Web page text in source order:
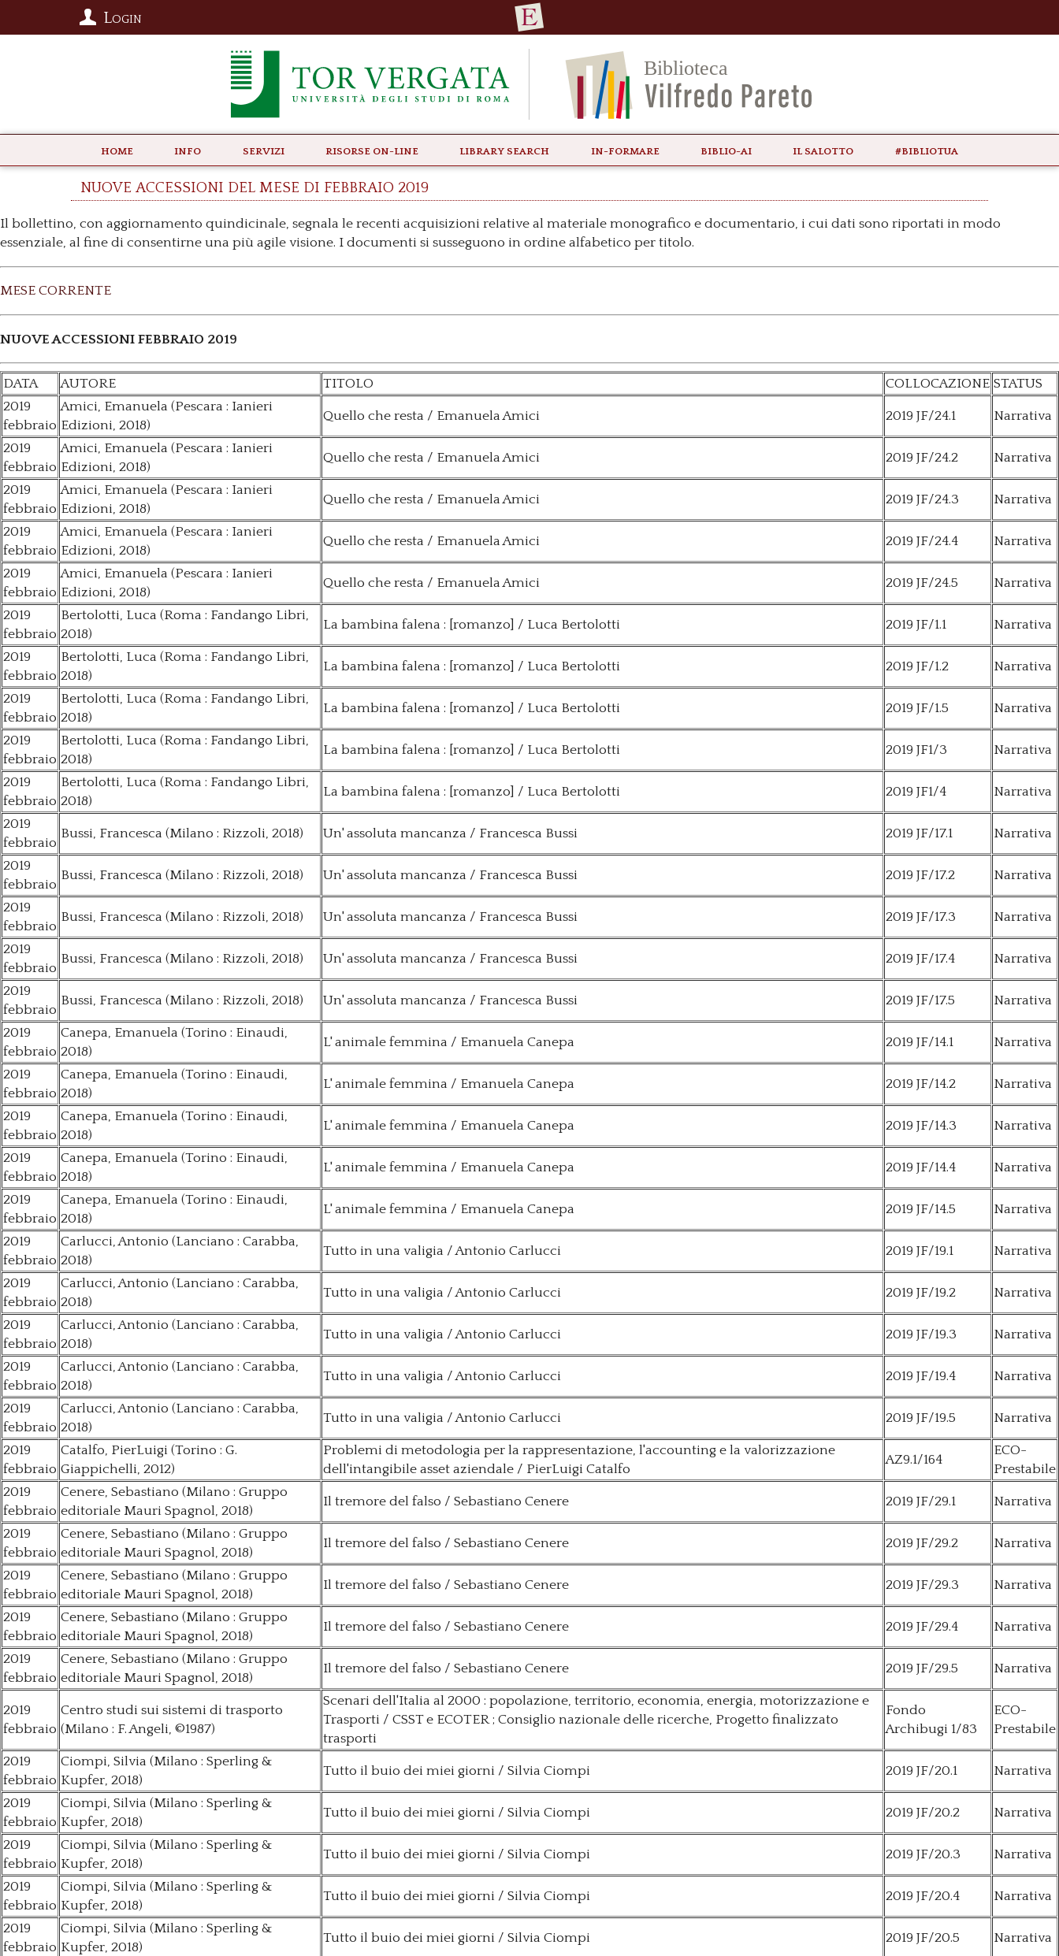
Login
Home info Servizi Risorse ON-LINE Library Search In-formare biblio-ai il Salotto #bibliotua
nuove accessioni del mese di febbraio 2019
Il bollettino, con aggiornamento quindicinale, segnala le recenti acquisizioni relative al materiale monografico e documentario, i cui dati sono riportati in modo
essenziale, al fine di consentirne una più agile visione. I documenti si susseguono in ordine alfabetico per titolo.
MESE CORRENTE
NUOVE ACCESSIONI FEBBRAIO 2019
DATA AUTORE TITOLO COLLOCAZIONE STATUS
2019
febbraio
Amici, Emanuela (Pescara : Ianieri
Edizioni, 2018)
Quello che resta / Emanuela Amici 2019 JF/24.1 Narrativa
2019
febbraio
Amici, Emanuela (Pescara : Ianieri
Edizioni, 2018)
Quello che resta / Emanuela Amici 2019 JF/24.2 Narrativa
2019
febbraio
Amici, Emanuela (Pescara : Ianieri
Edizioni, 2018)
Quello che resta / Emanuela Amici 2019 JF/24.3 Narrativa
2019
febbraio
Amici, Emanuela (Pescara : Ianieri
Edizioni, 2018)
Quello che resta / Emanuela Amici 2019 JF/24.4 Narrativa
2019
febbraio
Amici, Emanuela (Pescara : Ianieri
Edizioni, 2018)
Quello che resta / Emanuela Amici 2019 JF/24.5 Narrativa
2019
febbraio
Bertolotti, Luca (Roma : Fandango Libri,
2018)
La bambina falena : [romanzo] / Luca Bertolotti 2019 JF/1.1 Narrativa
2019
febbraio
Bertolotti, Luca (Roma : Fandango Libri,
2018)
La bambina falena : [romanzo] / Luca Bertolotti 2019 JF/1.2 Narrativa
2019
febbraio
Bertolotti, Luca (Roma : Fandango Libri,
2018)
La bambina falena : [romanzo] / Luca Bertolotti 2019 JF/1.5 Narrativa
2019
febbraio
Bertolotti, Luca (Roma : Fandango Libri,
2018)
La bambina falena : [romanzo] / Luca Bertolotti 2019 JF1/3 Narrativa
2019
febbraio
Bertolotti, Luca (Roma : Fandango Libri,
2018)
La bambina falena : [romanzo] / Luca Bertolotti 2019 JF1/4 Narrativa
2019
febbraio
Bussi, Francesca (Milano : Rizzoli, 2018) Un' assoluta mancanza / Francesca Bussi 2019 JF/17.1 Narrativa
2019
febbraio
Bussi, Francesca (Milano : Rizzoli, 2018) Un' assoluta mancanza / Francesca Bussi 2019 JF/17.2 Narrativa
2019
febbraio
Bussi, Francesca (Milano : Rizzoli, 2018) Un' assoluta mancanza / Francesca Bussi 2019 JF/17.3 Narrativa
2019
febbraio
Bussi, Francesca (Milano : Rizzoli, 2018) Un' assoluta mancanza / Francesca Bussi 2019 JF/17.4 Narrativa
2019
febbraio
Bussi, Francesca (Milano : Rizzoli, 2018) Un' assoluta mancanza / Francesca Bussi 2019 JF/17.5 Narrativa
2019
febbraio
Canepa, Emanuela (Torino : Einaudi,
2018)
L' animale femmina / Emanuela Canepa 2019 JF/14.1 Narrativa
2019
febbraio
Canepa, Emanuela (Torino : Einaudi,
2018)
L' animale femmina / Emanuela Canepa 2019 JF/14.2 Narrativa
2019
febbraio
Canepa, Emanuela (Torino : Einaudi,
2018)
L' animale femmina / Emanuela Canepa 2019 JF/14.3 Narrativa
2019
febbraio
Canepa, Emanuela (Torino : Einaudi,
2018)
L' animale femmina / Emanuela Canepa 2019 JF/14.4 Narrativa
2019
febbraio
Canepa, Emanuela (Torino : Einaudi,
2018)
L' animale femmina / Emanuela Canepa 2019 JF/14.5 Narrativa
2019
febbraio
Carlucci, Antonio (Lanciano : Carabba,
2018)
Tutto in una valigia / Antonio Carlucci 2019 JF/19.1 Narrativa
2019
febbraio
Carlucci, Antonio (Lanciano : Carabba,
2018)
Tutto in una valigia / Antonio Carlucci 2019 JF/19.2 Narrativa
2019
febbraio
Carlucci, Antonio (Lanciano : Carabba,
2018)
Tutto in una valigia / Antonio Carlucci 2019 JF/19.3 Narrativa
2019
febbraio
Carlucci, Antonio (Lanciano : Carabba,
2018)
Tutto in una valigia / Antonio Carlucci 2019 JF/19.4 Narrativa
2019
febbraio
Carlucci, Antonio (Lanciano : Carabba,
2018)
Tutto in una valigia / Antonio Carlucci 2019 JF/19.5 Narrativa
2019
febbraio
Catalfo, PierLuigi (Torino : G.
Giappichelli, 2012)
Problemi di metodologia per la rappresentazione, l'accounting e la valorizzazione
dell'intangibile asset aziendale / PierLuigi Catalfo
AZ9.1/164
ECO-
Prestabile
2019
febbraio
Cenere, Sebastiano (Milano : Gruppo
editoriale Mauri Spagnol, 2018)
Il tremore del falso / Sebastiano Cenere 2019 JF/29.1 Narrativa
2019
febbraio
Cenere, Sebastiano (Milano : Gruppo
editoriale Mauri Spagnol, 2018)
Il tremore del falso / Sebastiano Cenere 2019 JF/29.2 Narrativa
2019
febbraio
Cenere, Sebastiano (Milano : Gruppo
editoriale Mauri Spagnol, 2018)
Il tremore del falso / Sebastiano Cenere 2019 JF/29.3 Narrativa
2019
febbraio
Cenere, Sebastiano (Milano : Gruppo
editoriale Mauri Spagnol, 2018)
Il tremore del falso / Sebastiano Cenere 2019 JF/29.4 Narrativa
2019
febbraio
Cenere, Sebastiano (Milano : Gruppo
editoriale Mauri Spagnol, 2018)
Il tremore del falso / Sebastiano Cenere 2019 JF/29.5 Narrativa
2019
febbraio
Centro studi sui sistemi di trasporto
(Milano : F. Angeli, ©1987)
Scenari dell'Italia al 2000 : popolazione, territorio, economia, energia, motorizzazione e
Trasporti / CSST e ECOTER ; Consiglio nazionale delle ricerche, Progetto finalizzato
trasporti
Fondo
Archibugi 1/83
ECO-
Prestabile
2019
febbraio
Ciompi, Silvia (Milano : Sperling &
Kupfer, 2018)
Tutto il buio dei miei giorni / Silvia Ciompi 2019 JF/20.1 Narrativa
2019
febbraio
Ciompi, Silvia (Milano : Sperling &
Kupfer, 2018)
Tutto il buio dei miei giorni / Silvia Ciompi 2019 JF/20.2 Narrativa
2019
febbraio
Ciompi, Silvia (Milano : Sperling &
Kupfer, 2018)
Tutto il buio dei miei giorni / Silvia Ciompi 2019 JF/20.3 Narrativa
2019
febbraio
Ciompi, Silvia (Milano : Sperling &
Kupfer, 2018)
Tutto il buio dei miei giorni / Silvia Ciompi 2019 JF/20.4 Narrativa
2019
febbraio
Ciompi, Silvia (Milano : Sperling &
Kupfer, 2018)
Tutto il buio dei miei giorni / Silvia Ciompi 2019 JF/20.5 Narrativa